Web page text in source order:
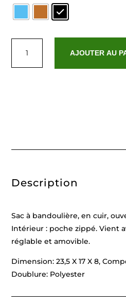
AJOUTER AU
Description
Sac à bandoulière, en cuir,
Intérieur : poche zippé. Vient
réglable et amovible.
Dimension: 23,5 X 17 X 8,
Doublure: Polyester